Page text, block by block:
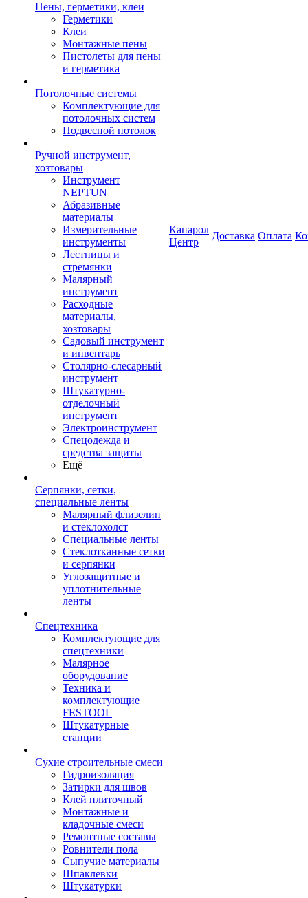
Пены, герметики, клеи
Герметики
Клеи
Монтажные пены
Пистолеты для пены
и герметика
Потолочные системы
Комплектующие для
потолочных систем
Подвесной потолок
Ручной инструмент,
хозтовары
Инструмент
NEPTUN
Абразивные
материалы
Измерительные
инструменты
Лестницы и
стремянки
Малярный
инструмент
Расходные
материалы,
хозтовары
Садовый инструмент
и инвентарь
Столярно-слесарный
инструмент
Штукатурно-
отделочный
инструмент
Электроинструмент
Спецодежда и
средства защиты
Ещё
Серпянки, сетки,
специальные ленты
Малярный флизелин
и стеклохолст
Специальные ленты
Стеклотканные сетки
и серпянки
Углозащитные и
уплотнительные
ленты
Спецтехника
Комплектующие для
спецтехники
Малярное
оборудование
Техника и
комплектующие
FESTOOL
Штукатурные
станции
Сухие строительные смеси
Гидроизоляция
Затирки для швов
Клей плиточный
Монтажные и
кладочные смеси
Ремонтные составы
Ровнители пола
Сыпучие материалы
Шпаклевки
Штукатурки
Капарол
Центр
Доставка Оплата